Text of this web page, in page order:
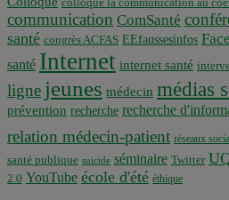
communication ComSanté
santé congrès ACFAS EEfaussesinfos
santé Internet internet santé
ligne jeunes médecin médias
prévention recherche recherche
relation médecin-patient réseaux
santé publique suicide séminaire Twitter
2.0 YouTube école d'été éthique